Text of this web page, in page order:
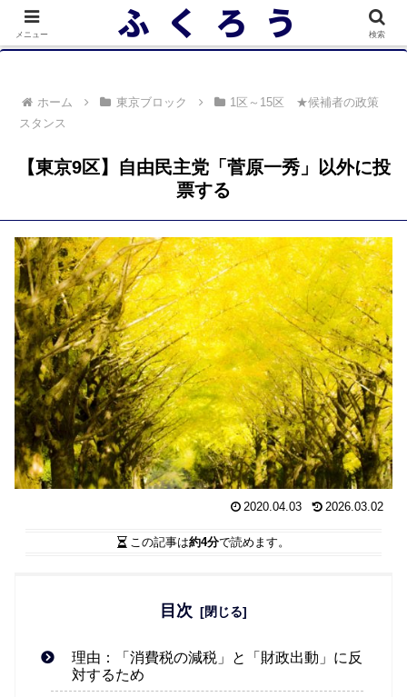
落選者一覧 政党別 (2/10)
ホーム 東京ブロック
1区～15区 ★候補者の政策
スタンス
【東京9区】自由民主党「菅原一秀」以外に投
票する
2020.04.03 2026.03.02
この記事は約4分で読めます。
目次
理由：「消費税の減税」と「財政出動」に反
対するため
メニュー 検索